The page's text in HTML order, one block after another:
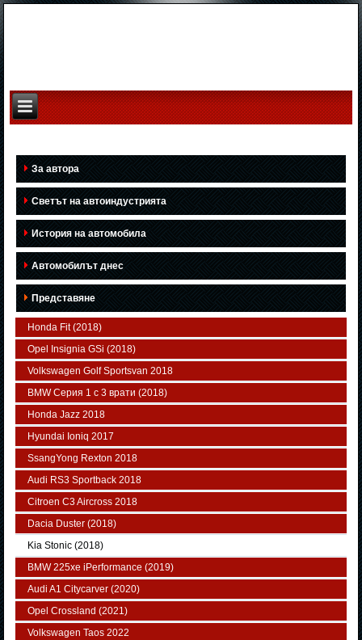
За автора
Светът на автоиндустрията
История на автомобила
Автомобилът днес
Представяне
Honda Fit (2018)
Opel Insignia GSi (2018)
Volkswagen Golf Sportsvan 2018
BMW Серия 1 с 3 врати (2018)
Honda Jazz 2018
Hyundai Ioniq 2017
SsangYong Rexton 2018
Audi RS3 Sportback 2018
Citroen C3 Aircross 2018
Dacia Duster (2018)
Kia Stonic (2018)
BMW 225xe iPerformance (2019)
Audi A1 Citycarver (2020)
Opel Crossland (2021)
Volkswagen Taos 2022